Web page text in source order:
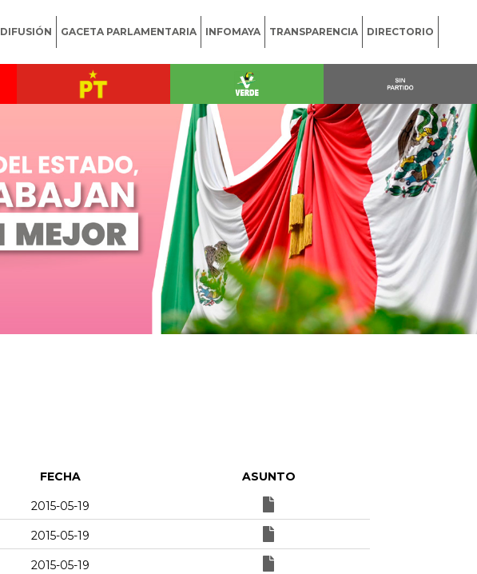
DIFUSIÓN GACETA PARLAMENTARIA INFOMAYA TRANSPARENCIA DIRECTORIO
FECHA ASUNTO
2015-05-19
2015-05-19
2015-05-19